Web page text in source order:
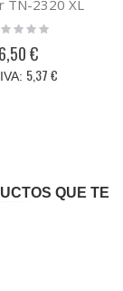
TN-2320 XL
6,50 €
5,37 €
QUE TE